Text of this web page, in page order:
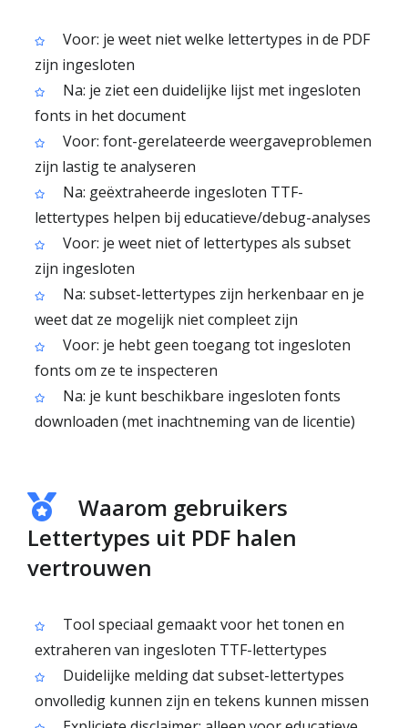
Voor: je weet niet welke lettertypes in de PDF
zijn ingesloten
Na: je ziet een duidelijke lijst met ingesloten
fonts in het document
Voor: font-gerelateerde weergaveproblemen
zijn lastig te analyseren
Na: geëxtraheerde ingesloten TTF-
lettertypes helpen bij educatieve/debug-analyses
Voor: je weet niet of lettertypes als subset
zijn ingesloten
Na: subset-lettertypes zijn herkenbaar en je
weet dat ze mogelijk niet compleet zijn
Voor: je hebt geen toegang tot ingesloten
fonts om ze te inspecteren
Na: je kunt beschikbare ingesloten fonts
downloaden (met inachtneming van de licentie)
Waarom gebruikers
Lettertypes uit PDF halen
vertrouwen
Tool speciaal gemaakt voor het tonen en
extraheren van ingesloten TTF-lettertypes
Duidelijke melding dat subset-lettertypes
onvolledig kunnen zijn en tekens kunnen missen